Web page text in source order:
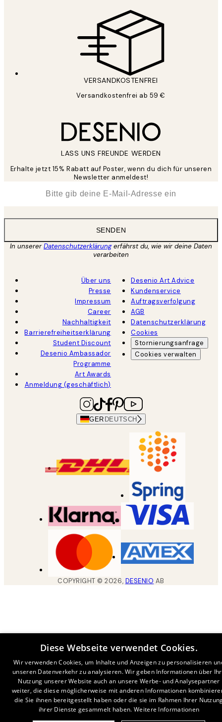
VERSANDKOSTENFREI
Versandkostenfrei ab 59 €
LASS UNS FREUNDE WERDEN
Erhalte jetzt 15% Rabatt auf Poster, wenn du dich für unseren
Newsletter anmeldest!
SENDEN
In unsererDatenschutzerklärungerfährst du, wie wir deine Daten
verarbeiten
Über uns
Presse
Impressum
Career
Nachhaltigkeit
Barrierefreiheitserklärung
Student Discount
Desenio Ambassador
Programme
Art Awards
Anmeldung (geschäftlich)
Desenio Art Advice
Kundenservice
Auftragsverfolgung
AGB
Datenschutzerklärung
Cookies
Stornierungsanfrage
Cookies verwalten
GER DEUTSCH
COPYRIGHT ©2026, DESENIO AB
Diese Webseite verwendet Cookies.
Wir verwenden Cookies, um Inhalte und Anzeigen zu personalisieren
unseren Datenverkehr zu analysieren. Wir geben Informationen über
Nutzung unserer Website auch an unsere Werbe- und Analysepartner
weiter, die diese möglicherweise mit anderen Informationen
die Sie ihnen bereitgestellt haben oder die sie im Rahmen Ihrer
ihrer Dienste gesammelt haben. Weitere Informationen